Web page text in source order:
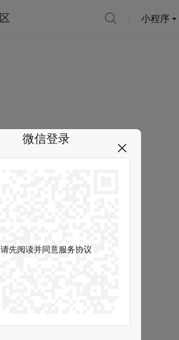
小程序
微信登录
请先阅读并同意服务协议